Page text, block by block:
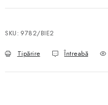
SKU: 9782/BIE2
Tipărire Întreabă